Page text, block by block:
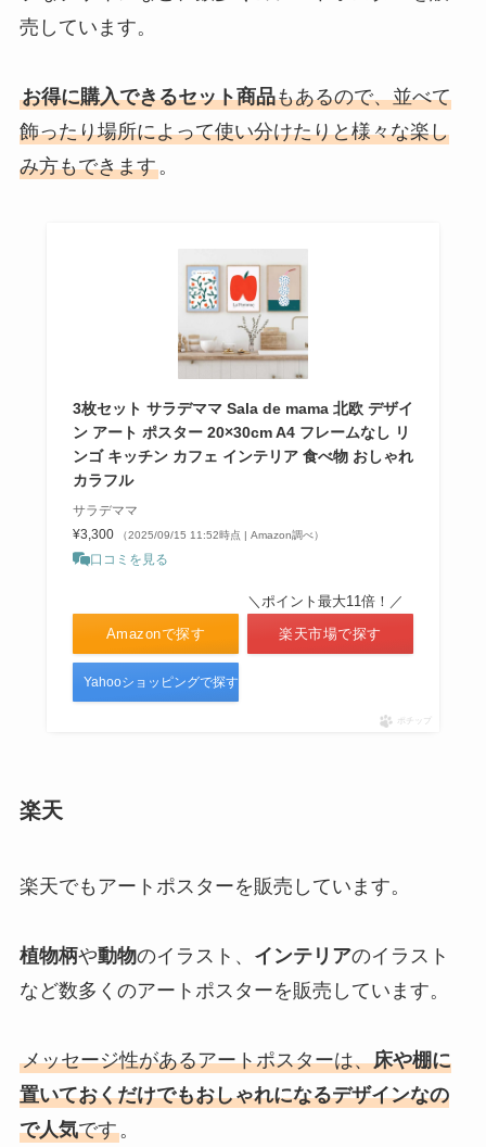
売しています。
お得に購入できるセット商品もあるので、並べて
飾ったり場所によって使い分けたりと様々な楽し
み方もできます。
3枚セット サラデママ Sala de mama 北欧 デザイ
ン アート ポスター 20×30cm A4 フレームなし リ
ンゴ キッチン カフェ インテリア 食べ物 おしゃれ
カラフル
サラデママ
¥3,300
（2025/09/15 11:52時点 | Amazon調べ）
口コミを見る
Amazonで探す
＼ポイント最大11倍！／
楽天市場で探す
Yahooショッピングで探す
ポチップ
楽天
楽天でもアートポスターを販売しています。
植物柄や動物のイラスト、 インテリアのイラスト
など数多くのアートポスターを販売しています。
メッセージ性があるアートポスターは、床や棚に
置いておくだけでもおしゃれになるデザインなの
で人気です。